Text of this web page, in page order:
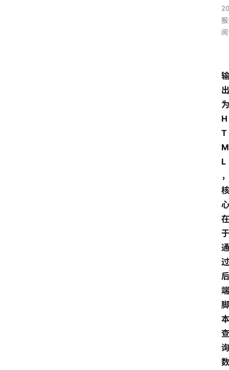
输
出
为
H
T
M
L
，
核
心
在
于
通
过
后
端
脚
本
查
询
数